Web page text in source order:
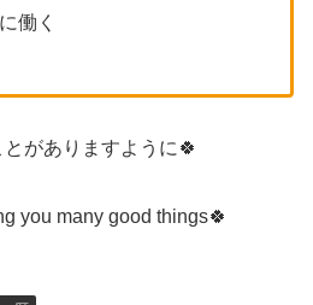
働く
がありますように🍀
you many good things🍀